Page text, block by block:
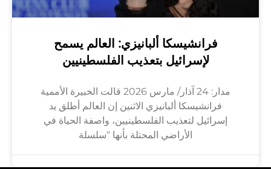
فرانشيسكا ألبانيزي: العالم يسمح
لإسرائيل بتعذيب الفلسطينيين
مدار: 24 آذار/ مارس 2026 قالت الخبيرة الأممية
فرانشيسكا ألبانيزي الاثنين إن العالم أطلق يد
إسرائيل لتعذيب الفلسطينيين، واصفة الحياة في
الأراضي المحتلة بأنها “سلسلة